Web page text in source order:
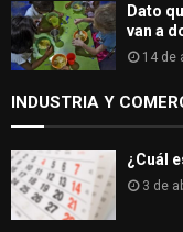
Dato
van a
14 de
INDUSTRIA Y
¿Cuál
3 de